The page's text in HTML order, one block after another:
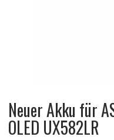
Neuer Akku für
OLED UX582LR